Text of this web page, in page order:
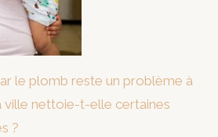
le plomb reste un problème à
ville nettoie-t-elle certaines
?